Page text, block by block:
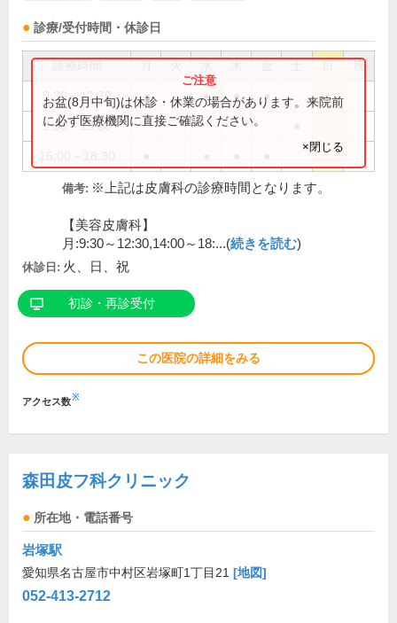
診療/受付時間・休診日
祝
9:30～12:30 ● ● ● ●
9:30～13:00
お盆(8月中旬)は休診・休業の場合があります。来院前
に必ず医療機関に直接ご確認ください。
×閉じる
備考: ※上記は皮膚科の診療時間となります。
【美容皮膚科】
月:9:30～12:30,14:00～18:...(続きを読む)
休診日: 火、日、祝
初診・再診受付
この医院の詳細をみる
アクセス数※
森田皮フ科クリニック
所在地・電話番号
岩塚駅
愛知県名古屋市中村区岩塚町1丁目21 [地図]
052-413-2712